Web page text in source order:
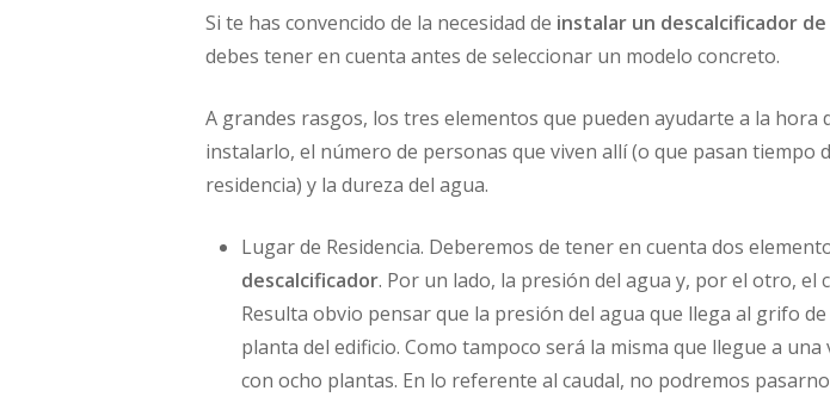
Si te has convencido de la necesidad de instalar un descalcificador
debes tener en cuenta antes de seleccionar un modelo concreto.
A grandes rasgos, los tres elementos que pueden ayudarte a la hora
instalarlo, el número de personas que viven allí (o que pasan
residencia) y la dureza del agua.
Lugar de Residencia. Deberemos de tener en cuenta dos
descalcificador. Por un lado, la presión del agua y, por el otro, el
Resulta obvio pensar que la presión del agua que llega al grifo
planta del edificio. Como tampoco será la misma que llegue a
con ocho plantas. En lo referente al caudal, no podremos